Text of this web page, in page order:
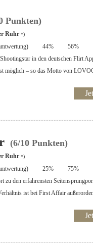
Punkten)
Ruhr *)
44%
56%
in den deutschen Flirt
möglich – so das Motto von
(6/10 Punkten)
Ruhr *)
25%
75%
zu den erfahrensten
ist bei First Affair